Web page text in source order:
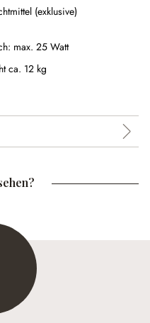
(exklusive)
max. 25 Watt
ca. 12 kg